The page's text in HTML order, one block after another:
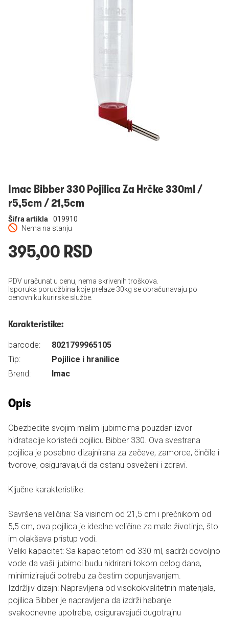
Imac Bibber 330 Pojilica Za Hrčke 330ml /
r5,5cm / 21,5cm
Nema na stanju
Šifra artikla 019910
395,00 RSD
PDV uračunat u cenu, nema skrivenih troškova.
Isporuka porudžbina koje prelaze 30kg se obračunavaju po
cenovniku kurirske službe.
Karakteristike:
barcode:
8021799965105
Tip:
Pojilice i hranilice
Brend:
Imac
Opis
Obezbedite svojim malim ljubimcima pouzdan izvor
hidratacije koristeći pojilicu Bibber 330. Ova svestrana
pojilica je posebno dizajnirana za zečeve, zamorce, činčile i
tvorove, osiguravajući da ostanu osveženi i zdravi.
Ključne karakteristike:
Savršena veličina: Sa visinom od 21,5 cm i prečnikom od
5,5 cm, ova pojilica je idealne veličine za male životinje, što
im olakšava pristup vodi.
Veliki kapacitet: Sa kapacitetom od 330 ml, sadrži dovoljno
vode da vaši ljubimci budu hidrirani tokom celog dana,
minimizirajući potrebu za čestim dopunjavanjem.
Izdržljiv dizajn: Napravljena od visokokvalitetnih materijala,
pojilica Bibber je napravljena da izdrži habanje
svakodnevne upotrebe, osiguravajući dugotrajnu